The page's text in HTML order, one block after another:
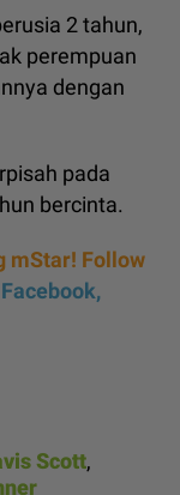
2 tahun,
perempuan
dengan
pada
bercinta.
mStar! Follow
Facebook,
Scott,